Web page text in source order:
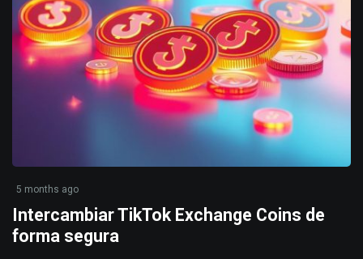
5 months ago
Intercambiar TikTok Exchange Coins de
forma segura